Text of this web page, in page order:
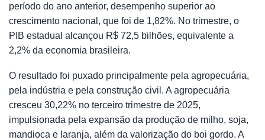
período do ano anterior, desempenho superior ao
crescimento nacional, que foi de 1,82%. No trimestre, o
PIB estadual alcançou R$ 72,5 bilhões, equivalente a
2,2% da economia brasileira.
O resultado foi puxado principalmente pela agropecuária,
pela indústria e pela construção civil. A agropecuária
cresceu 30,22% no terceiro trimestre de 2025,
impulsionada pela expansão da produção de milho, soja,
mandioca e laranja, além da valorização do boi gordo. A